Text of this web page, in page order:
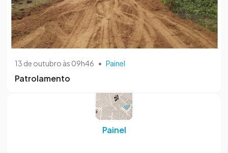
13 de outubro às 09h46 • Painel
Patrolamento
Painel